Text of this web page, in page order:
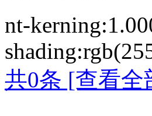
nt-
共0条 [查看全